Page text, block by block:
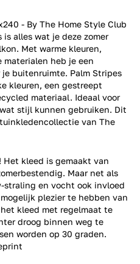
- By The Home Style Club
alles wat je deze zomer
Met warme kleuren,
materialen heb je een
buitenruimte. Palm Stripes
kleuren, een gestreept
materiaal. Ideaal voor
stijl kunnen gebruiken. Dit
van The
Het kleed is gemaakt van
Maar net als
straling en vocht ook invloed
plezier te hebben van
kleed met regelmaat te
droog binnen weg te
worden op 30 graden.